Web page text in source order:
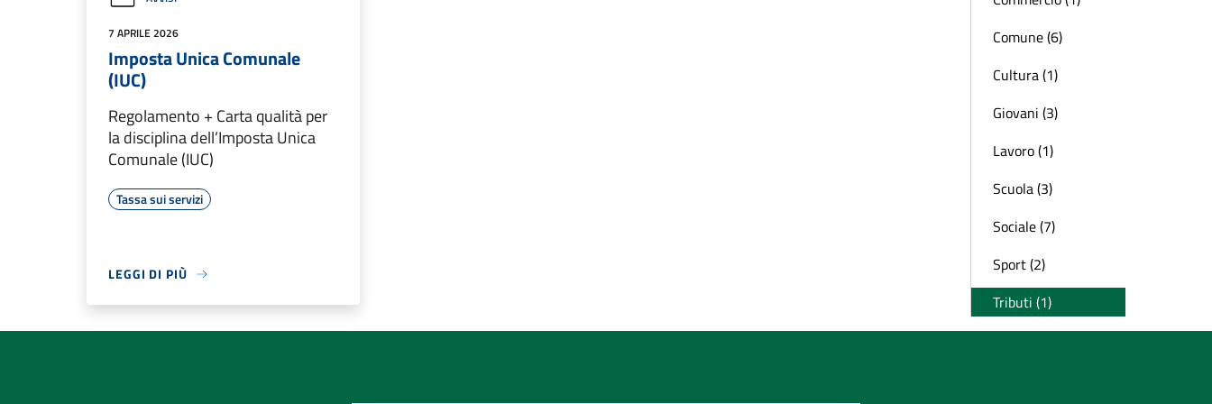
7 APRILE 2026
Imposta Unica Comunale
(IUC)
Regolamento + Carta qualità per
la disciplina dell’Imposta Unica
Comunale (IUC)
Tassa sui servizi
LEGGI DI PIÙ
Comune (6)
Cultura (1)
Giovani (3)
Lavoro (1)
Scuola (3)
Sociale (7)
Sport (2)
Tributi (1)